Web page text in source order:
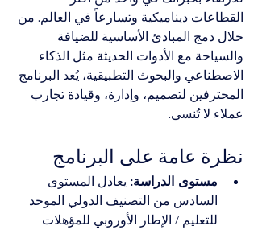
القطاعات ديناميكية وتسارعاً في العالم. من
خلال دمج المبادئ الأساسية للضيافة
والسياحة مع الأدوات الحديثة مثل الذكاء
الاصطناعي والبحوث التطبيقية، يُعد البرنامج
المحترفين لتصميم، وإدارة، وقيادة تجارب
عملاء لا تُنسى.
نظرة عامة على البرنامج
مستوى الدراسة: يعادل المستوى
السادس من التصنيف الدولي الموحد
للتعليم / الإطار الأوروبي للمؤهلات